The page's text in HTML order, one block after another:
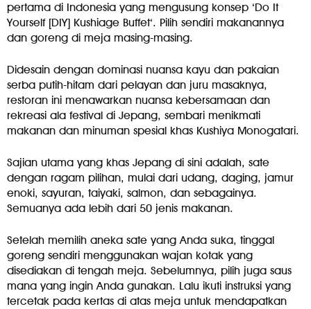
pertama di Indonesia yang mengusung konsep ‘Do It
Yourself [DIY] Kushiage Buffet‘. Pilih sendiri makanannya
dan goreng di meja masing-masing.
Didesain dengan dominasi nuansa kayu dan pakaian
serba putih-hitam dari pelayan dan juru masaknya,
restoran ini menawarkan nuansa kebersamaan dan
rekreasi ala festival di Jepang, sembari menikmati
makanan dan minuman spesial khas Kushiya Monogatari.
Sajian utama yang khas Jepang di sini adalah, sate
dengan ragam pilihan, mulai dari udang, daging, jamur
enoki, sayuran, taiyaki, salmon, dan sebagainya.
Semuanya ada lebih dari 50 jenis makanan.
Setelah memilih aneka sate yang Anda suka, tinggal
goreng sendiri menggunakan wajan kotak yang
disediakan di tengah meja. Sebelumnya, pilih juga saus
mana yang ingin Anda gunakan. Lalu ikuti instruksi yang
tercetak pada kertas di atas meja untuk mendapatkan